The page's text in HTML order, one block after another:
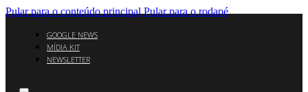
Pular para o conteúdo principal Pular para o rodapé
GOOGLE NEWS
MÍDIA KIT
NEWSLETTER